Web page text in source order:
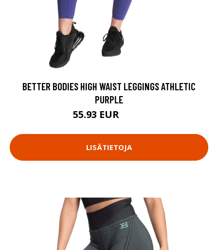
BETTER BODIES HIGH WAIST LEGGINGS ATHLETIC
PURPLE
55.93 EUR
LISÄTIETOJA